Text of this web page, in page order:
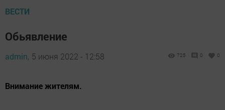
ВЕСТИ
Обьявление
admin, 5 июня 2022 - 12:58 725 0 0
Внимание жителям.